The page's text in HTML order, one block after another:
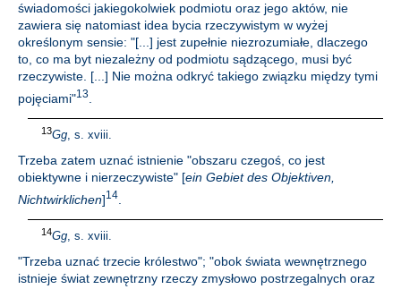
świadomości jakiegokolwiek podmiotu oraz jego aktów, nie
zawiera się natomiast idea bycia rzeczywistym w wyżej
określonym sensie: "[...] jest zupełnie niezrozumiałe, dlaczego
to, co ma byt niezależny od podmiotu sądzącego, musi być
rzeczywiste. [...] Nie można odkryć takiego związku między tymi
pojęciami"13
13Gg, s. xviii.
Trzeba zatem uznać istnienie "obszaru czegoś, co jest
obiektywne i nierzeczywiste" [ein Gebiet des Objektiven,
Nichtwirklichen]14
14Gg, s. xviii.
"Trzeba uznać trzecie królestwo"; "obok świata wewnętrznego
istnieje świat zewnętrzny rzeczy zmysłowo postrzegalnych oraz